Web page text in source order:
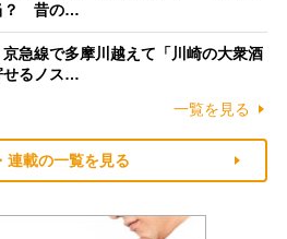
？ 昔の…
京急線で多摩川越えて「川崎の大衆酒
るノス…
一覧を見る
連載の一覧を見る